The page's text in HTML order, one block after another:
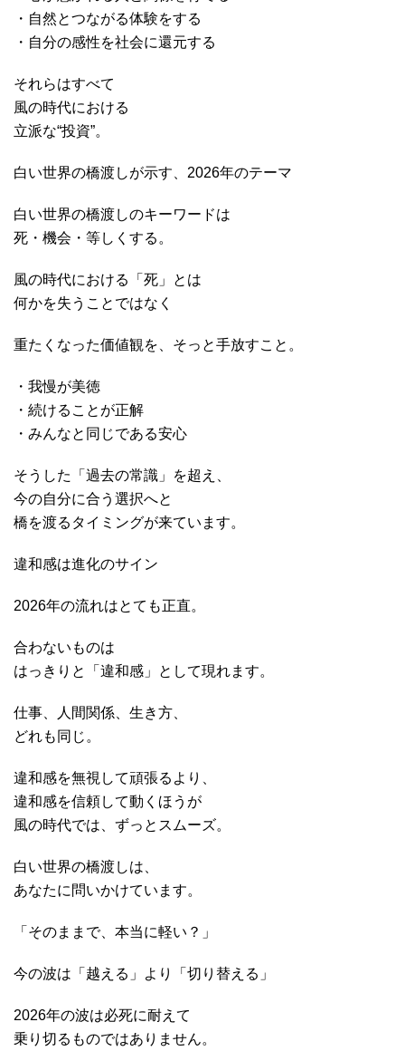
・自然とつながる体験をする
・自分の感性を社会に還元する
それらはすべて
風の時代における
立派な“投資”。
白い世界の橋渡しが示す、2026年のテーマ
白い世界の橋渡しのキーワードは
死・機会・等しくする。
風の時代における「死」とは
何かを失うことではなく
重たくなった価値観を、そっと手放すこと。
・我慢が美徳
・続けることが正解
・みんなと同じである安心
そうした「過去の常識」を超え、
今の自分に合う選択へと
橋を渡るタイミングが来ています。
違和感は進化のサイン
2026年の流れはとても正直。
合わないものは
はっきりと「違和感」として現れます。
仕事、人間関係、生き方、
どれも同じ。
違和感を無視して頑張るより、
違和感を信頼して動くほうが
風の時代では、ずっとスムーズ。
白い世界の橋渡しは、
あなたに問いかけています。
「そのままで、本当に軽い？」
今の波は「越える」より「切り替える」
2026年の波は必死に耐えて
乗り切るものではありません。